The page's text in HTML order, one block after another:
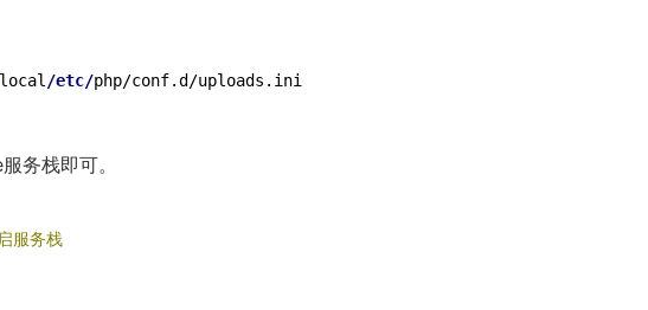
local /etc/
务栈即可。
服务栈